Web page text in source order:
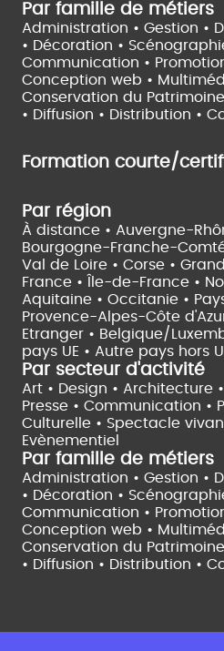
Par famille de métiers
Administration • Gestion •
• Décoration •
Communication •
Conception web •
Conservation du
• Diffusion • Distribution •
Formation courte/
Par région
À distance • Auvergne-
Bourgogne-Franche-
Val de Loire • Corse •
France •
Île-de-France •
Aquitaine • Occitanie •
Provence-Alpes-Côte
Etranger • Belgique/
pays UE • Autre pays hors
Par secteur d'activité
Art • Design • Architecture •
Presse • Communication •
Culturelle • Spectacle
Evènementiel
Par famille de métiers
Administration • Gestion •
• Décoration •
Communication •
Conception web •
Conservation du
• Diffusion • Distribution •